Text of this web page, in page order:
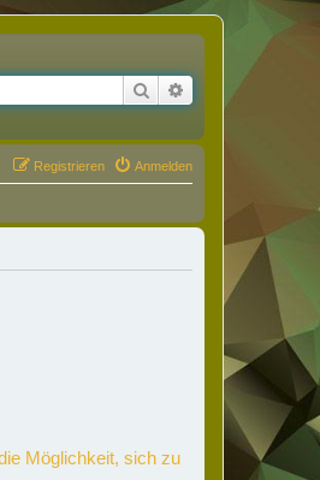
Suche Erweiterte Suche
Anmelden
Registrieren
Möglichkeit, sich zu